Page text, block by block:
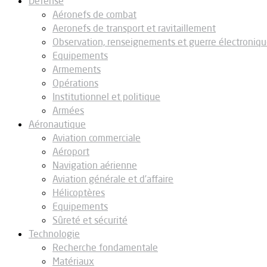
Aéronefs de combat
Aeronefs de transport et ravitaillement
Observation, renseignements et guerre
Equipements
Armements
Opérations
Institutionnel et politique
Armées
Aéronautique
Aviation commerciale
Aéroport
Navigation aérienne
Aviation générale et d’affaire
Hélicoptères
Equipements
Sûreté et sécurité
Technologie
Recherche fondamentale
Matériaux